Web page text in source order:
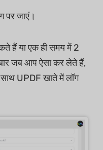
पर जाएं।
हैं या एक ही समय में 2
जब आप ऐसा कर लेते हैं,
UPDF खाते में लॉग